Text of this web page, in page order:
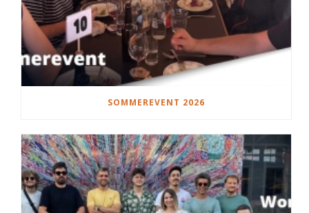
SOMMEREVENT 2026